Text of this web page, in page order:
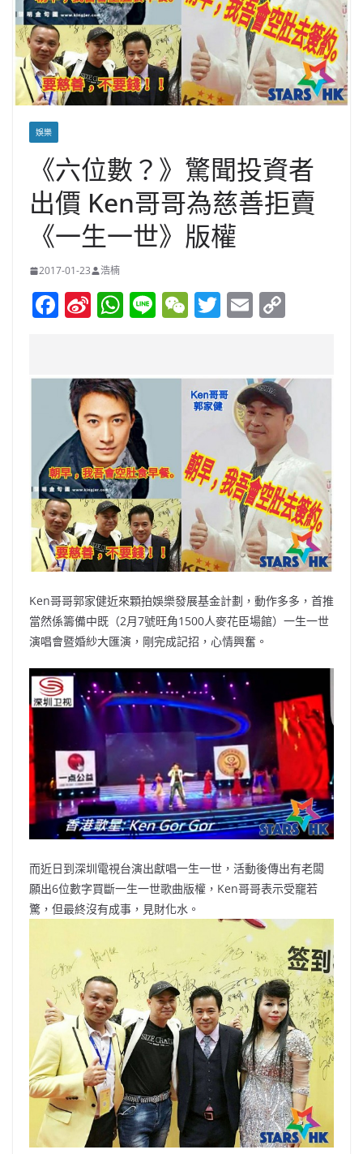
娛樂
《六位數？》驚聞投資者
出價 Ken哥哥為慈善拒賣
《一生一世》版權
2017-01-23 浩楠
F
e
b
o
o
k
Si
W
ei
b
o
W
s
A
p
p
Li W
h
at
T
er
E
l y
Li
n
k
Ken哥哥郭家健近來顆拍娛樂發展基金計劃，動作多多，首推
當然係籌備中既（2月7號旺角1500人麥花臣場館）一生一世
演唱會暨婚紗大匯演，剛完成記招，心情興奮。
而近日到深圳電視台演出獻唱一生一世，活動後傳出有老闆
願出6位數字買斷一生一世歌曲版權，Ken哥哥表示受竉若
驚，但最終沒有成事，見財化水。